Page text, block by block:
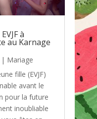
à
au Karnage
Mariage
fille (EVJF)
avant le
pour la future
inoubliable